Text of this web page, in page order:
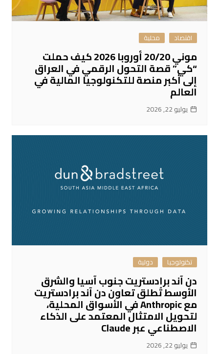
اقتصاد محلية
موني 20/20 أوروبا 2026 كيف حملت
“كي” قصة التحول الرقمي في العراق
إلى أكبر منصة للتكنولوجيا المالية في
العالم
يوليو 22, 2026
تكنولوجيا دولية
دن آند برادستريت جنوب آسيا والشرق
الأوسط تُطلق تعاون دن آند برادستريت
مع Anthropic في الأسواق المحلية،
لتحويل الامتثال المعتمد على الذكاء
الاصطناعي عبر Claude
يوليو 22, 2026